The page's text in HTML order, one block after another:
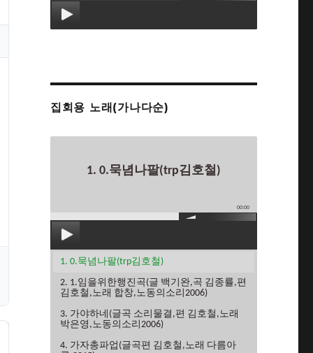
집회용 노래(가나다순)
1. 0.묵념나팔(trp김호철)
00:00
1. 0.묵념나팔(trp김호철)
2. 1.임을위한행진곡(글 백기완,곡 김종률,편
김호철,노래 합창,노동의소리2006)
3. 가야하네(글곡 소리물결,편 김호철,노래
박은영,노동의소리2006)
4. 가자총파업(글곡편 김호철,노래 다름아